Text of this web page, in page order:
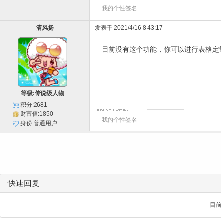
我的个性签名
清风扬 发表于 2021/4/16 8:43:17
等级:传说级人物
积分:2681
财富值:1850
身份:普通用户
目前没有这个功能，你可以进行表格
我的个性签名
快速回复
目